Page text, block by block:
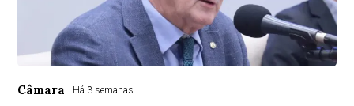
Câmara Há 3 semanas